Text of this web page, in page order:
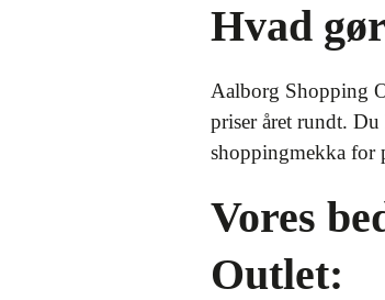
Hvad
Aalborg Shopping
priser året rundt.
shoppingmekka for
Vores
Outlet: